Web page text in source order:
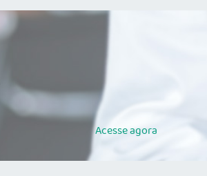
Acesseagora